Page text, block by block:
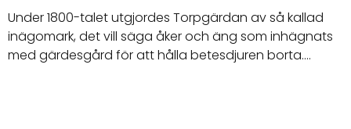
Under 1800-talet utgjordes Torpgärdan av så kallad
inägomark, det vill säga åker och äng som inhägnats
med gärdesgård för att hålla betesdjuren borta.…